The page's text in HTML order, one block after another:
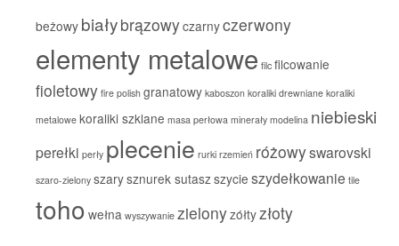
beżowy białybrązowyczarnyczerwony
elementy metalowe filc filcowanie
fioletowy fire polish granatowy kaboszon koraliki drewniane koraliki
metalowe koraliki szklane masa perłowa minerały modelina niebieski
perełki perły plecenie rurki rzemień różowyswarovski
szaro-zielony szarysznurek sutaszszycie szydełkowanie tile
toho wełna wyszywanie zielonyzółtyzłoty